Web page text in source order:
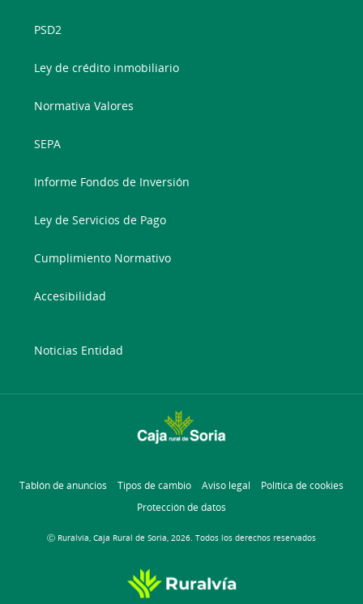
PSD2
Ley de crédito inmobiliario
Normativa Valores
SEPA
Informe Fondos de Inversión
Ley de Servicios de Pago
Cumplimiento Normativo
Accesibilidad
Noticias Entidad
Tablón de anuncios Tipos de cambio Aviso legal
Política de cookies
Protección de datos
Ⓒ Ruralvía, Caja Rural de Soria, 2026. Todos los derechos reservados